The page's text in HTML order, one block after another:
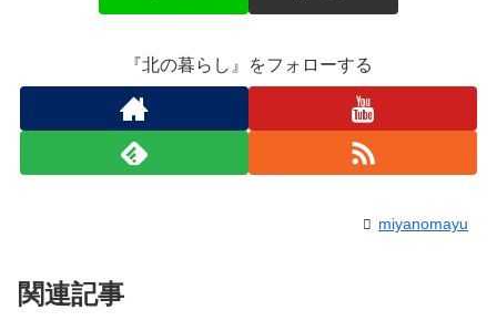
『北の暮らし』をフォローする
miyanomayu
関連記事